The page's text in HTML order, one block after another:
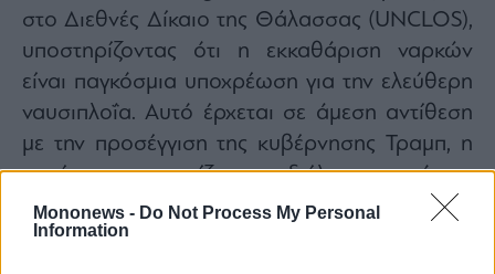
Mononews - Do Not Process My Personal
Information
στο Διεθνές Δίκαιο της Θάλασσας (UNCLOS),
υποστηρίζοντας ότι η εκκαθάριση ναρκών
είναι παγκόσμια υποχρέωση για την ελεύθερη
ναυσιπλοΐα. Αυτό έρχεται σε άμεση αντίθεση
με την προσέγγιση της κυβέρνησης Τραμπ, η
οποία αντιμετωπίζει τη διέλευση από το
Ορμούζ ως αντικείμενο διμερούς συμφωνίας
μεταξύ ΗΠΑ και Ιράν.